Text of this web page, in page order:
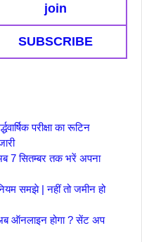
join
SUBSCRIBE
परीक्षा का रूटिन
अब 7 सितम्बर तक भरें अपना
समझे | नहीं तो जमीन हो
अब ऑनलाइन होगा ? सेंट अप